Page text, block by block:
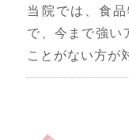
当院では、食
で、今まで強い
ことがない方が